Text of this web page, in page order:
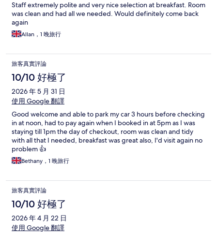
Staff extremely polite and very nice selection at breakfast. Room
was clean and had all we needed. Would definitely come back
again
Allan，1 晚旅行
旅客真實評論
10/10 好極了
2026 年 5 月 31 日
使用 Google 翻譯
Good welcome and able to park my car 3 hours before checking
in at noon, had to pay again when I booked in at 5pm as I was
staying till 1pm the day of checkout, room was clean and tidy
with all that I needed, breakfast was great also, I'd visit again no
problem 👍
Bethany，1 晚旅行
旅客真實評論
10/10 好極了
2026 年 4 月 22 日
使用 Google 翻譯